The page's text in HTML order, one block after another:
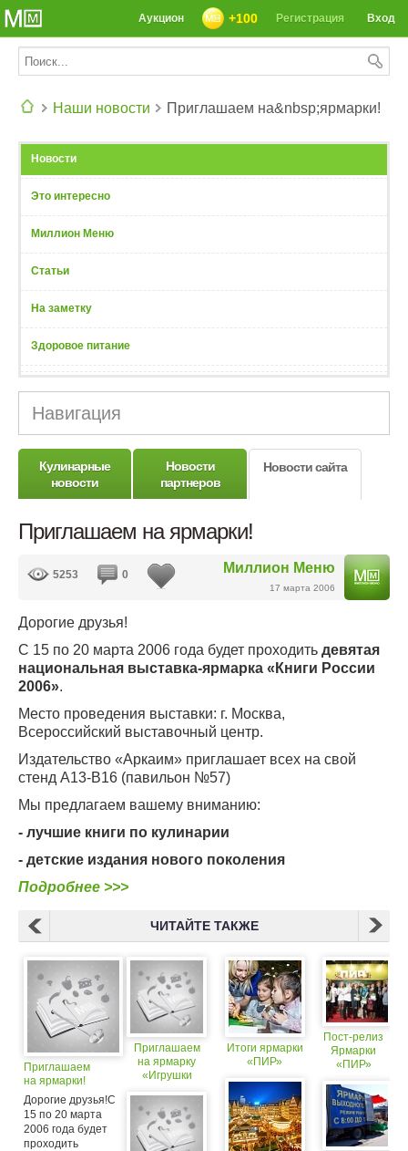
СЕГОДНЯ: 39142 РЕЦЕПТА
Вход
Регистрация
+100
Аукцион
Наши новости Приглашаем на&nbsp;ярмарки!
Новости
Это интересно
Миллион Меню
Статьи
На заметку
Здоровое питание
Навигация
Кулинарные
новости
Новости
партнеров
Новости сайта
Приглашаем на ярмарки!
Миллион Меню
17 марта 2006
5253 0
Дорогие друзья!
С 15 по 20 марта 2006 года будет проходить девятая
национальная выставка-ярмарка «Книги России
2006».
Место проведения выставки: г. Москва,
Всероссийский выставочный центр.
Издательство «Аркаим» приглашает всех на свой
стенд А13-В16 (павильон №57)
Мы предлагаем вашему вниманию:
- лучшие книги по кулинарии
- детские издания нового поколения
Подробнее >>>
ЧИТАЙТЕ ТАКЖЕ
Приглашаем
на ярмарки!
Дорогие друзья!С
15 по 20 марта
2006 года будет
проходить
Приглашаем
на ярмарку
«Игрушки
Итоги ярмарки
«ПИР»
Пост-релиз
Ярмарки
«ПИР»